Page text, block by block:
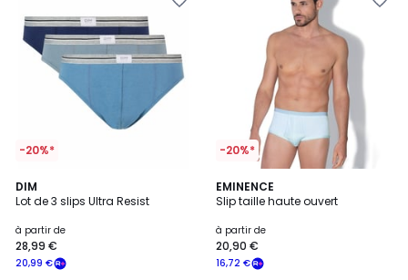
-20%*
DIM
Lot de 3 slips Ultra Resist
à partir de
20,99 €
28,99 €
5
/
2
Couleurs
-20%*
EMINENCE
Slip taille haute ouvert
à partir de
16,72 €
20,90 €
4,8
/ 5
4
Couleurs